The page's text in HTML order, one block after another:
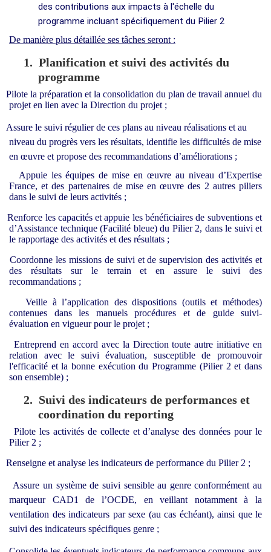
des contributions aux impacts à l'échelle du
programme incluant spécifiquement du Pilier 2
De manière plus détaillée ses tâches seront :
1. Planification et suivi des activités du
programme
Pilote la préparation et la consolidation du plan de travail annuel du
projet en lien avec la Direction du projet ;
Assure le suivi régulier de ces plans au niveau réalisations et au
niveau du progrès vers les résultats, identifie les difficultés de mise
en œuvre et propose des recommandations d’améliorations ;
Appuie les équipes de mise en œuvre au niveau d’Expertise
France, et des partenaires de mise en œuvre des 2 autres piliers
dans le suivi de leurs activités ;
Renforce les capacités et appuie les bénéficiaires de subventions et
d’Assistance technique (Facilité bleue) du Pilier 2, dans le suivi et
le rapportage des activités et des résultats ;
Coordonne les missions de suivi et de supervision des activités et
des résultats sur le terrain et en assure le suivi des
recommandations ;
Veille à l’application des dispositions (outils et méthodes)
contenues dans les manuels procédures et de guide suivi-
évaluation en vigueur pour le projet ;
Entreprend en accord avec la Direction toute autre initiative en
relation avec le suivi­ évaluation, susceptible de promouvoir
l'efficacité et la bonne exécution du Programme (Pilier 2 et dans
son ensemble) ;
2. Suivi des indicateurs de performances et
coordination du reporting
Pilote les activités de collecte et d’analyse des données pour le
Pilier 2 ;
Renseigne et analyse les indicateurs de performance du Pilier 2 ;
Assure un système de suivi sensible au genre conformément au
marqueur CAD1 de l’OCDE, en veillant notamment à la
ventilation des indicateurs par sexe (au cas échéant), ainsi que le
suivi des indicateurs spécifiques genre ;